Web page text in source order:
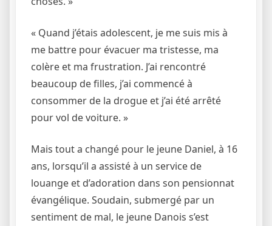
« Quand j’étais adolescent, je me suis mis à
me battre pour évacuer ma tristesse, ma
colère et ma frustration. J’ai rencontré
beaucoup de filles, j’ai commencé à
consommer de la drogue et j’ai été arrêté
pour vol de voiture. »
Mais tout a changé pour le jeune Daniel, à 16
ans, lorsqu’il a assisté à un service de
louange et d’adoration dans son pensionnat
évangélique. Soudain, submergé par un
sentiment de mal, le jeune Danois s’est